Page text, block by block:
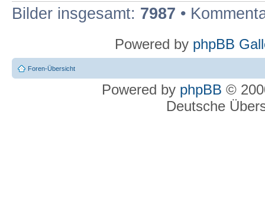
Bilder insgesamt: 7987 •
Powered by phpBB
Foren-Übersicht
Powered by phpBB ©
Deutsche